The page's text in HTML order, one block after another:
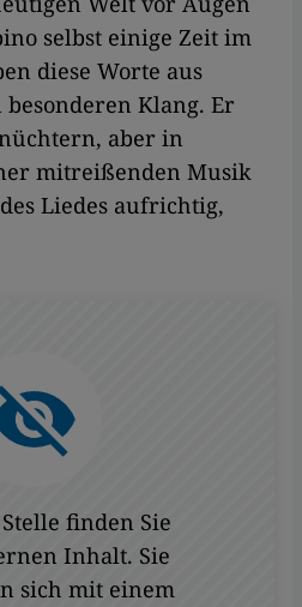
selbst einige Zeit im
diese Worte aus
Klang. Er
aber in
mitreißenden Musik
Liedes aufrichtig,
finden Sie
Inhalt. Sie
sich mit einem